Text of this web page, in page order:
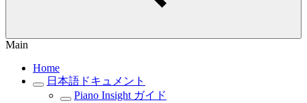
Main
Home
日本語ドキュメント
Piano Insight ガイド